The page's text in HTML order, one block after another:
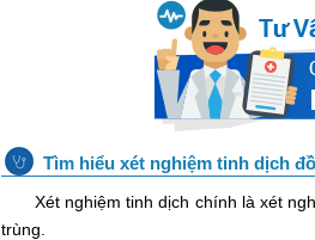
Tìm hiểu xét nghiệm tinh dịch
Xét nghiệm tinh dịch chính là xét
trùng.